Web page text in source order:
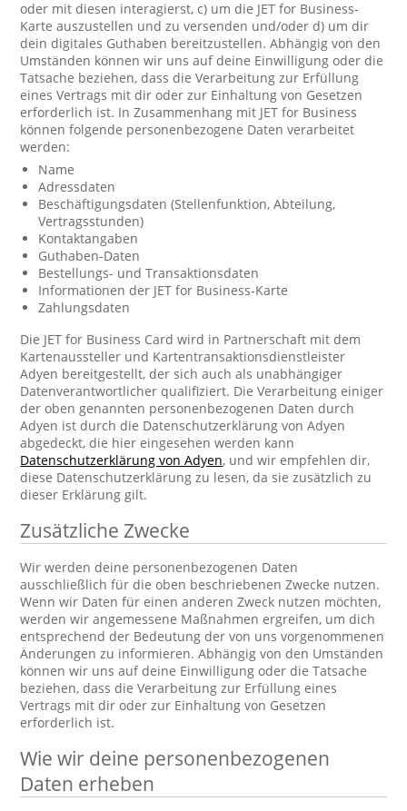
oder mit diesen interagierst, c) um die JET for Business-
Karte auszustellen und zu versenden und/oder d) um dir
dein digitales Guthaben bereitzustellen. Abhängig von den
Umständen können wir uns auf deine Einwilligung oder die
Tatsache beziehen, dass die Verarbeitung zur Erfüllung
eines Vertrags mit dir oder zur Einhaltung von Gesetzen
erforderlich ist. In Zusammenhang mit JET for Business
können folgende personenbezogene Daten verarbeitet
werden:
Name
Adressdaten
Beschäftigungsdaten (Stellenfunktion, Abteilung,
Vertragsstunden)
Kontaktangaben
Guthaben-Daten
Bestellungs- und Transaktionsdaten
Informationen der JET for Business-Karte
Zahlungsdaten
Die JET for Business Card wird in Partnerschaft mit dem
Kartenaussteller und Kartentransaktionsdienstleister
Adyen bereitgestellt, der sich auch als unabhängiger
Datenverantwortlicher qualifiziert. Die Verarbeitung einiger
der oben genannten personenbezogenen Daten durch
Adyen ist durch die Datenschutzerklärung von Adyen
abgedeckt, die hier eingesehen werden kann
Datenschutzerklärung von Adyen, und wir empfehlen dir,
diese Datenschutzerklärung zu lesen, da sie zusätzlich zu
dieser Erklärung gilt.
Zusätzliche Zwecke
Wir werden deine personenbezogenen Daten
ausschließlich für die oben beschriebenen Zwecke nutzen.
Wenn wir Daten für einen anderen Zweck nutzen möchten,
werden wir angemessene Maßnahmen ergreifen, um dich
entsprechend der Bedeutung der von uns vorgenommenen
Änderungen zu informieren. Abhängig von den Umständen
können wir uns auf deine Einwilligung oder die Tatsache
beziehen, dass die Verarbeitung zur Erfüllung eines
Vertrags mit dir oder zur Einhaltung von Gesetzen
erforderlich ist.
Wie wir deine personenbezogenen
Daten erheben